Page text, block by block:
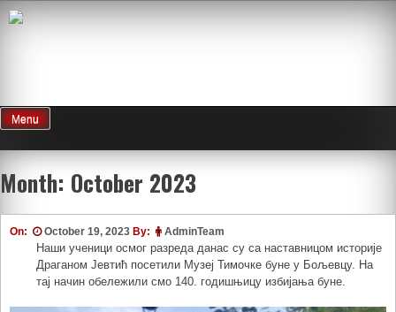
Skip
to
Menu
Month: October 2023
On: October 19, 2023 By: AdminTeam
Наши ученици осмог разреда данас су са наставницом историје
Драганом Јевтић посетили Музеј Тимочке буне у Бољевцу. На
тај начин обележили смо 140. годишњицу избијања буне.